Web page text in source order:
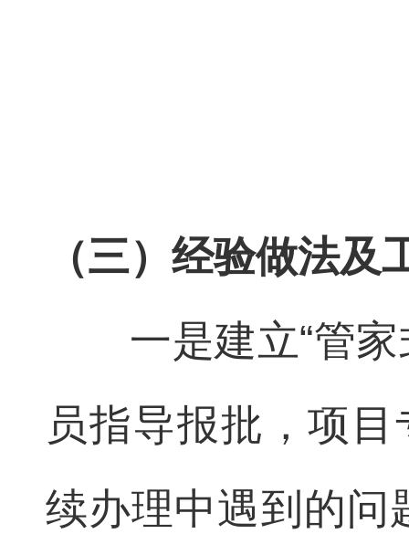
（三）经验做法及
一是建立“管
员指导报批，项
续办理中遇到的问